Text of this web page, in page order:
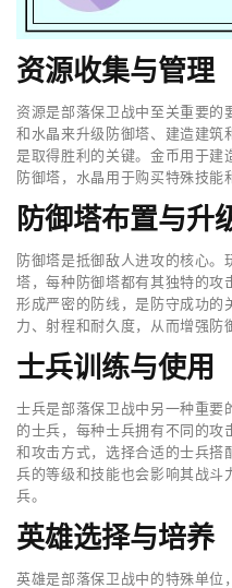
资源收集与管理
资源是部落保卫战中至关重要的
和水晶来升级防御塔、建造建筑
是取得胜利的关键。金币用于建
防御塔，水晶用于购买特殊技能
防御塔布置与升
防御塔是抵御敌人进攻的核心
塔，每种防御塔都有其独特的攻
形成严密的防线，是防守成功的
力、射程和耐久度，从而增强防
士兵训练与使用
士兵是部落保卫战中另一种重要
的士兵，每种士兵拥有不同的攻
和攻击方式，选择合适的士兵搭
兵的等级和技能也会影响其战斗
兵。
英雄选择与培养
英雄是部落保卫战中的特殊单位